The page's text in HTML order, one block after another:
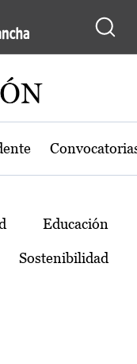
Castilla-La
Educación
Sostenibilidad